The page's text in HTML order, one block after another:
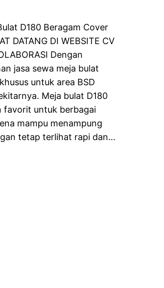
D180 Beragam Cover
DATANG DI WEBSITE CV
Dengan
jasa sewa meja bulat
untuk area BSD
Meja bulat D180
favorit untuk berbagai
mampu menampung
tetap terlihat rapi dan…